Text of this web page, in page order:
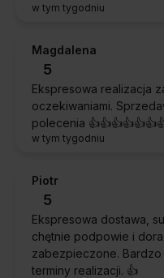
w tym tygodniu
Magdalena
5
Ekspresowa realizacja
oczekiwaniami.
polecenia
w tym tygodniu
Piotr
5
Ekspresowa dostawa,
chętnie podpowie i
zabezpieczone. Bardzo
terminy realizacji. 👍️